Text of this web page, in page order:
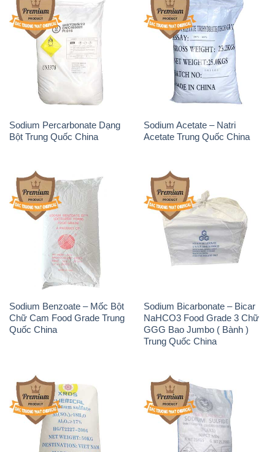
Sodium Percarbonate Dạng
Bột Trung Quốc China
Sodium Acetate – Natri
Acetate Trung Quốc China
Sodium Benzoate – Mốc Bột
Chữ Cam Food Grade Trung
Quốc China
Sodium Bicarbonate – Bicar
NaHCO3 Food Grade 3 Chữ
GGG Bao Jumbo ( Bành )
Trung Quốc China